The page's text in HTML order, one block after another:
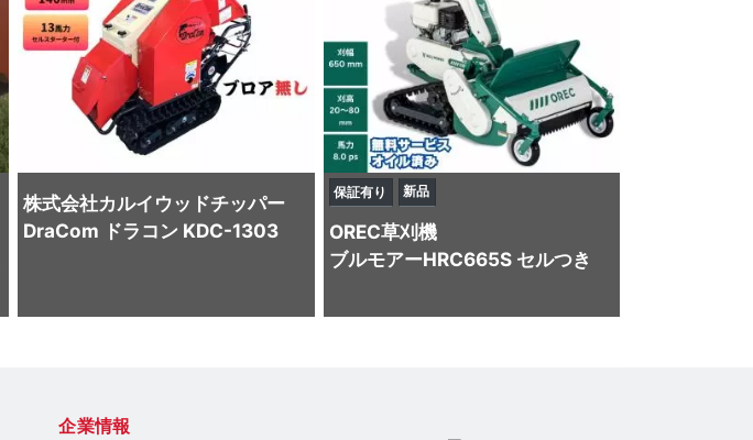
株式会社カルイウッドチッパー
DraCom ドラコン KDC-1303
保証有り 新品
OREC草刈機
ブルモアーHRC665S セルつき
企業情報